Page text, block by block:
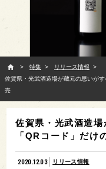
特集
リリース情報
佐賀県・光武酒造場が蔵元の思いが
売
佐賀県・光武酒造
「QRコード」だ
2020.12.03 リリース情報